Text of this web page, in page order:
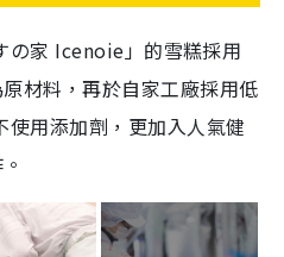
の家 Icenoie」的雪糕採用
材料，再於自家工廠採用低
用添加劑，更加入人氣健